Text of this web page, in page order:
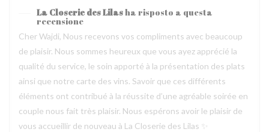
La Closerie des Lilasha risposto a questa
recensione
Cher Wajdi, Nous recevons vos compliments avec beaucoup
de plaisir. Nous sommes heureux que vous ayez apprécié la
qualité du service, le soin apporté à la présentation des plats
ainsi que notre carte des vins. Savoir que ces différents
éléments ont contribué à la réussite d’une agréable soirée en
couple nous fait très plaisir. Nous espérons avoir le plaisir de
vous accueillir de nouveau à La Closerie des Lilas ✨